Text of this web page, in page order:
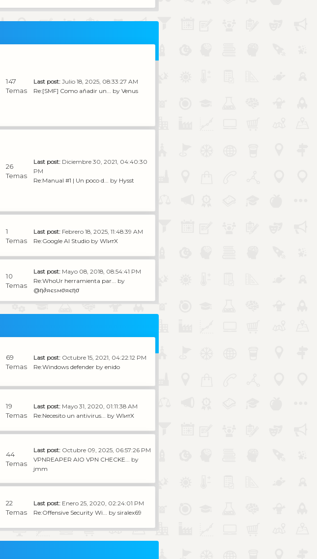
147
Temas
Last post:Julio 18, 2025, 08:33:27 AM
Re:[SMF] Como añadir un...
byVenus
26
Temas
Last post: Diciembre 30, 2021, 04:40:30
PM
Re:Manual #1 | Un poco d... by Hysst
1
Temas
Last post: Febrero 18, 2025, 11:48:39 AM
Re:Google AI Studio byWIитX
10
Temas
Last post: Mayo 08, 2018, 08:54:41 PM
Re:WhoUr herramienta par... by
@η∂яєѕмσяєησ
69
Temas
Last post: Octubre 15, 2021, 04:22:12 PM
Re:Windows defender byenido
19
Temas
Last post: Mayo 31, 2020, 01:11:38 AM
Re:Necesito un antivirus...
byWIитX
44
Temas
Last post: Octubre 09, 2025, 06:57:26 PM
VPNREAPER AIO VPN CHECKE...
by
jmm
22
Temas
Last post: Enero 25, 2020, 02:24:01 PM
Re:Offensive Security Wi...
bysiralex69